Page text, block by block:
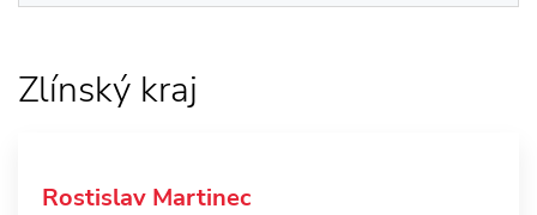
Zlínský kraj
Rostislav Martinec